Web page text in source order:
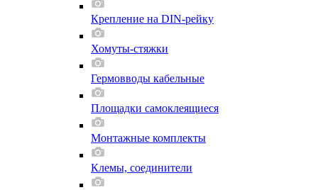
Крепление на DIN-рейку
Хомуты-стяжки
Гермовводы кабельные
Площадки самоклеящиеся
Монтажные комплекты
Клемы, соединители